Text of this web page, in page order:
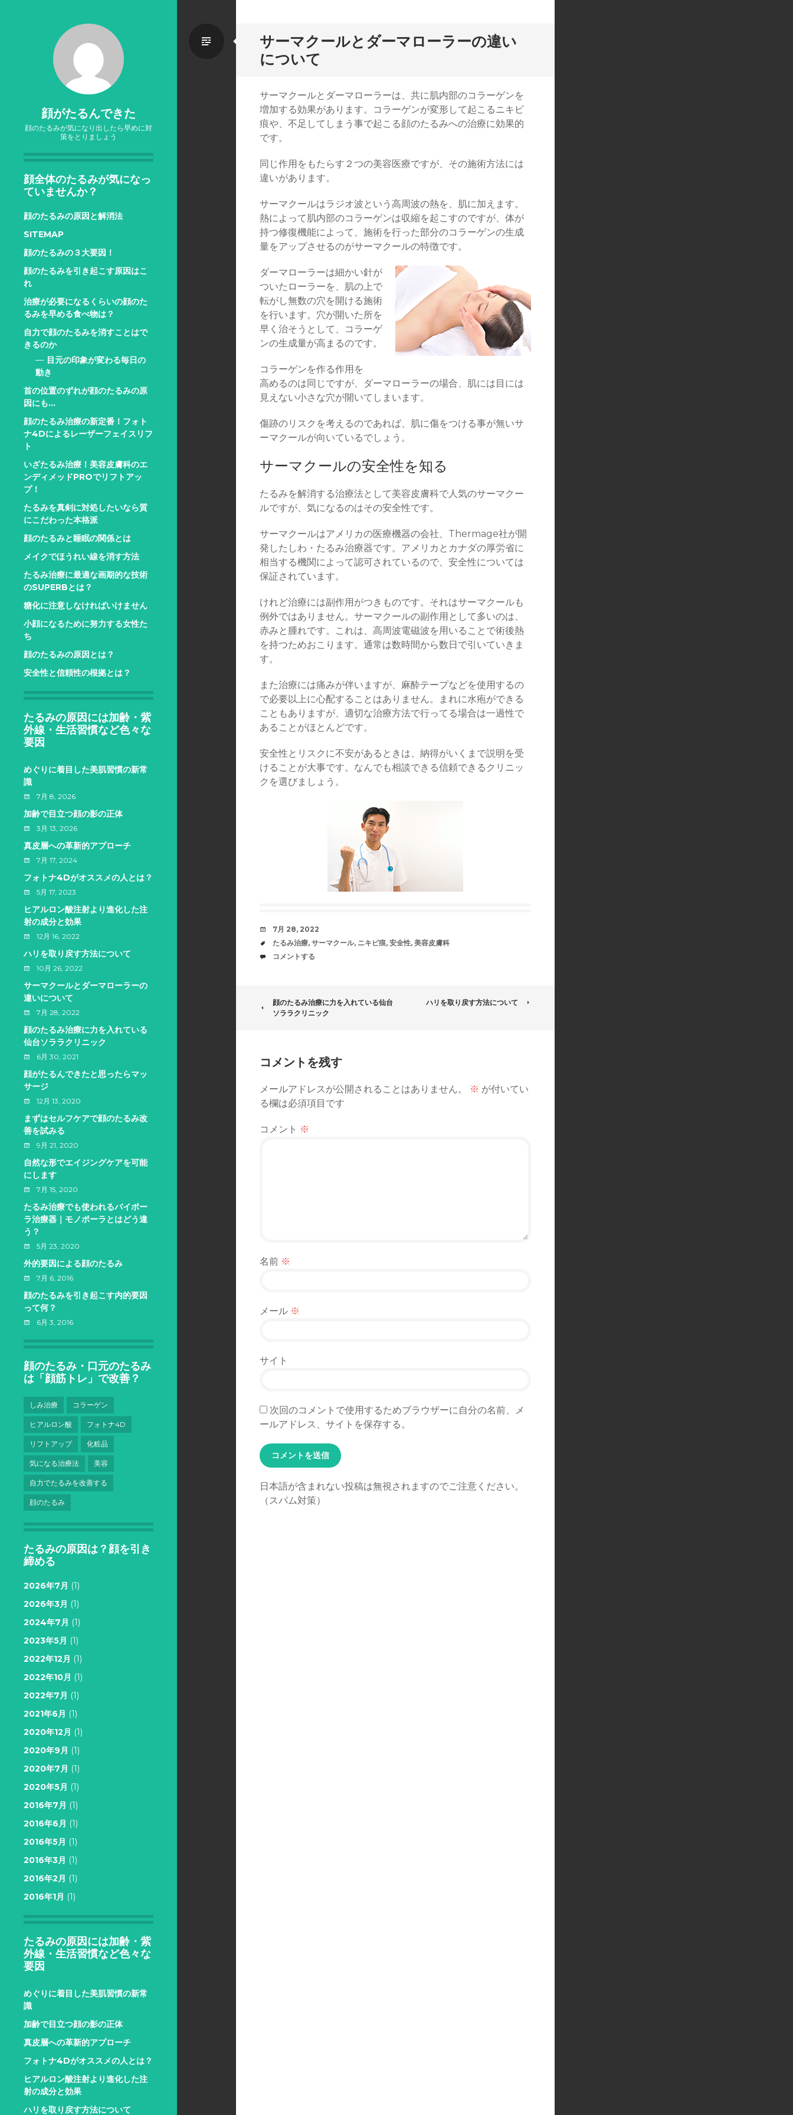
顔がたるんできた
顔のたるみが気になり出したら早めに対
策をとりましょう
顔全体のたるみが気になっ
ていませんか？
顔のたるみの原因と解消法
SITEMAP
顔のたるみの３大要因！
顔のたるみを引き起こす原因はこ
れ
治療が必要になるくらいの顔のた
るみを早める食べ物は？
自力で顔のたるみを消すことはで
きるのか
目元の印象が変わる毎日の
動き
首の位置のずれが顔のたるみの原
因にも…
顔のたるみ治療の新定番！フォト
ナ4Dによるレーザーフェイスリフ
ト
いざたるみ治療！美容皮膚科のエ
ンディメッドPROでリフトアッ
プ！
たるみを真剣に対処したいなら質
にこだわった本格派
顔のたるみと睡眠の関係とは
メイクでほうれい線を消す方法
たるみ治療に最適な画期的な技術
のSUPERBとは？
糖化に注意しなければいけません
小顔になるために努力する女性た
ち
顔のたるみの原因とは？
安全性と信頼性の根拠とは？
たるみの原因には加齢・紫
外線・生活習慣など色々な
要因
めぐりに着目した美肌習慣の新常
識
7月 8, 2026
加齢で目立つ顔の影の正体
3月 13, 2026
真皮層への革新的アプローチ
7月 17, 2024
フォトナ4Dがオススメの人とは？
5月 17, 2023
ヒアルロン酸注射より進化した注
射の成分と効果
12月 16, 2022
ハリを取り戻す方法について
10月 26, 2022
サーマクールとダーマローラーの
違いについて
7月 28, 2022
顔のたるみ治療に力を入れている
仙台ソララクリニック
6月 30, 2021
顔がたるんできたと思ったらマッ
サージ
12月 13, 2020
まずはセルフケアで顔のたるみ改
善を試みる
9月 21, 2020
自然な形でエイジングケアを可能
にします
7月 15, 2020
たるみ治療でも使われるバイポー
ラ治療器｜モノポーラとはどう違
う？
5月 23, 2020
外的要因による顔のたるみ
7月 6, 2016
顔のたるみを引き起こす内的要因
って何？
6月 3, 2016
顔のたるみ・口元のたるみ
は「顔筋トレ」で改善？
しみ治療 コラーゲン
ヒアルロン酸 フォトナ4D
リフトアップ 化粧品
気になる治療法 美容
自力でたるみを改善する
顔のたるみ
たるみの原因は？顔を引き
締める
2026年7月 (1)
2026年3月 (1)
2024年7月 (1)
2023年5月 (1)
2022年12月 (1)
2022年10月 (1)
2022年7月 (1)
2021年6月 (1)
2020年12月 (1)
2020年9月 (1)
2020年7月 (1)
2020年5月 (1)
2016年7月 (1)
2016年6月 (1)
2016年5月 (1)
2016年3月 (1)
2016年2月 (1)
2016年1月 (1)
たるみの原因には加齢・紫
外線・生活習慣など色々な
要因
めぐりに着目した美肌習慣の新常
識
加齢で目立つ顔の影の正体
真皮層への革新的アプローチ
フォトナ4Dがオススメの人とは？
ヒアルロン酸注射より進化した注
射の成分と効果
ハリを取り戻す方法について
サーマクールとダーマローラーの違い
について
サーマクールとダーマローラーは、共に肌内部のコラーゲンを
増加する効果があります。コラーゲンが変形して起こるニキビ
痕や、不足してしまう事で起こる顔のたるみへの治療に効果的
です。
同じ作用をもたらす２つの美容医療ですが、その施術方法には
違いがあります。
サーマクールはラジオ波という高周波の熱を、肌に加えます。
熱によって肌内部のコラーゲンは収縮を起こすのですが、体が
持つ修復機能によって、施術を行った部分のコラーゲンの生成
量をアップさせるのがサーマクールの特徴です。
ダーマローラーは細かい針が
ついたローラーを、肌の上で
転がし無数の穴を開ける施術
を行います。穴が開いた所を
早く治そうとして、コラーゲ
ンの生成量が高まるのです。
コラーゲンを作る作用を
高めるのは同じですが、ダーマローラーの場合、肌には目には
見えない小さな穴が開いてしまいます。
傷跡のリスクを考えるのであれば、肌に傷をつける事が無いサ
ーマクールが向いているでしょう。
サーマクールの安全性を知る
たるみを解消する治療法として美容皮膚科で人気のサーマクー
ルですが、気になるのはその安全性です。
サーマクールはアメリカの医療機器の会社、Thermage社が開
発したしわ・たるみ治療器です。アメリカとカナダの厚労省に
相当する機関によって認可されているので、安全性については
保証されています。
けれど治療には副作用がつきものです。それはサーマクールも
例外ではありません。サーマクールの副作用として多いのは、
赤みと腫れです。これは、高周波電磁波を用いることで術後熱
を持つためおこります。通常は数時間から数日で引いていきま
す。
また治療には痛みが伴いますが、麻酔テープなどを使用するの
で必要以上に心配することはありません。まれに水疱ができる
こともありますが、適切な治療方法で行ってる場合は一過性で
あることがほとんどです。
安全性とリスクに不安があるときは、納得がいくまで説明を受
けることが大事です。なんでも相談できる信頼できるクリニッ
クを選びましょう。
日
時
7月 28, 2022
タ
グ
たるみ治療, サーマクール, ニキビ痕, 安全性, 美容皮膚科
コ
コメントする
投
ナ
ビ
ゲ
ー
顔のたるみ治療に力を入れている仙台
ソララクリニック
ハリを取り戻す方法について
コメントを残す
メールアドレスが公開されることはありません。 ※ が付いてい
る欄は必須項目です
コメント ※
名前 ※
メール ※
サイト
次回のコメントで使用するためブラウザーに自分の名前、メ
ールアドレス、サイトを保存する。
日本語が含まれない投稿は無視されますのでご注意ください。
（スパム対策）